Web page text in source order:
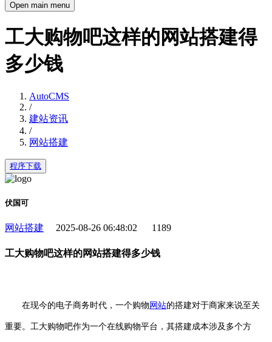
Open main menu
工大购物吧这样的网站搭建得
多少钱
AutoCMS
/
建站资讯
/
网站搭建
程序下载
伏国可
网站搭建 2025-08-26 06:48:02 1189
工大购物吧这样的网站搭建得多少钱
在现今的电子商务时代，一个购物 网站的搭建对于商家来说至关
重要。工大购物吧作为一个在线购物平台，其搭建成本涉及多个方